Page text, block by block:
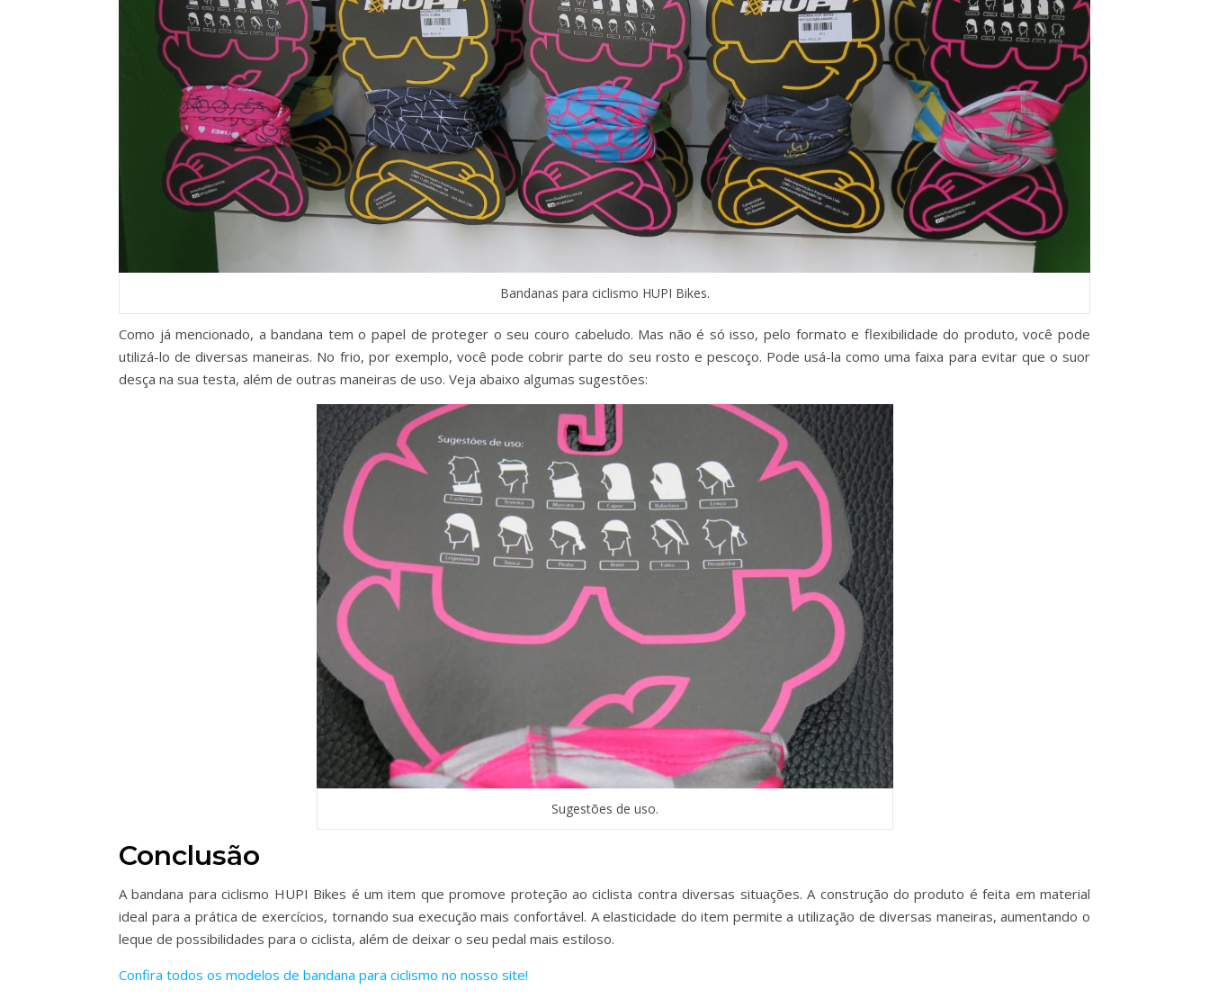
Bandanas para ciclismo HUPI Bikes.
Como já mencionado, a bandana tem o papel de proteger o seu couro cabeludo. Mas não é só isso, pelo formato e flexibilidade do produto, você pode
utilizá-lo de diversas maneiras. No frio, por exemplo, você pode cobrir parte do seu rosto e pescoço. Pode usá-la como uma faixa para evitar que o suor
desça na sua testa, além de outras maneiras de uso. Veja abaixo algumas sugestões:
Sugestões de uso.
Conclusão
A bandana para ciclismo HUPI Bikes é um item que promove proteção ao ciclista contra diversas situações. A construção do produto é feita em material
ideal para a prática de exercícios, tornando sua execução mais confortável. A elasticidade do item permite a utilização de diversas maneiras, aumentando o
leque de possibilidades para o ciclista, além de deixar o seu pedal mais estiloso.
Confira todos os modelos de bandana para ciclismo no nosso site!